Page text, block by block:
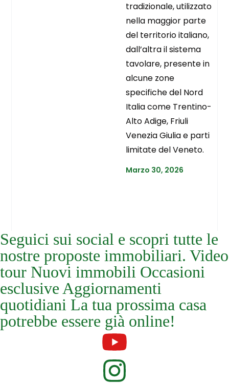
tradizionale, utilizzato
nella maggior parte
del territorio italiano,
dall’altra il sistema
tavolare, presente in
alcune zone
specifiche del Nord
Italia come Trentino-
Alto Adige, Friuli
Venezia Giulia e parti
limitate del Veneto.
Marzo 30, 2026
Seguici sui social e scopri tutte le
nostre proposte immobiliari. Video
tour Nuovi immobili Occasioni
esclusive Aggiornamenti
quotidiani La tua prossima casa
potrebbe essere già online!